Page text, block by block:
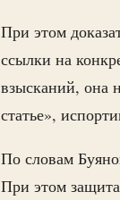
При этом
ссылки на
взысканий, она
статье»,
По словам
При этом защита